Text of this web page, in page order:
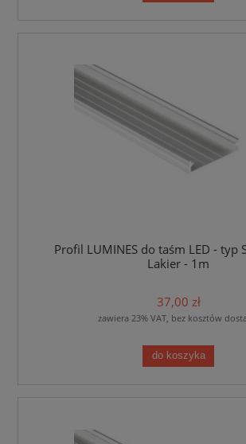
Profil LUMINES do taśm LED - typ
Lakier - 1m
37,00 zł
zawiera 23% VAT, bez kosztów
do koszyka